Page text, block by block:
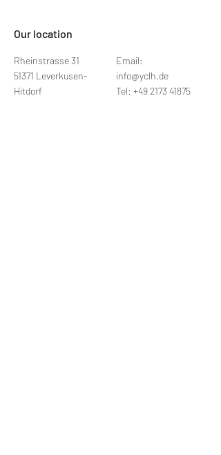
​Our location
Rheinstrasse 31
51371 Leverkusen-
Hitdorf
Email:
info@yclh.de
Tel: +49 2173 41875